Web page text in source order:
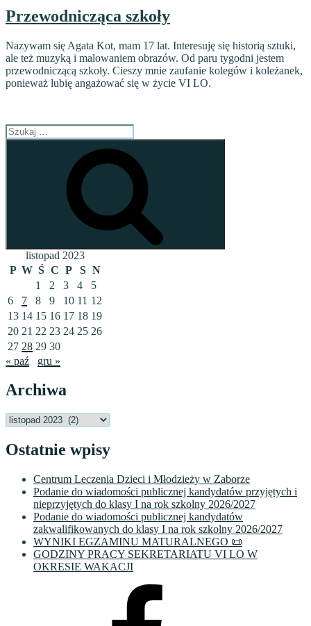
Przewodnicząca szkoły
Nazywam się Agata Kot, mam 17 lat. Interesuję się historią sztuki,
ale też muzyką i malowaniem obrazów. Od paru tygodni jestem
przewodniczącą szkoły. Cieszy mnie zaufanie kolegów i koleżanek,
ponieważ lubię angażować się w życie VI LO.
Szukaj:
listopad 2023
P W Ś C P S N
1
2 3 4
5
6
7 8 9 10 11 12
13 14 15 16 17 18 19
20 21 22 23 24 25 26
27 28 29 30
« paź
gru »
Archiwa
Archiwa
Ostatnie wpisy
Centrum Leczenia Dzieci i Młodzieży w Zaborze
Podanie do wiadomości publicznej kandydatów przyjętych i
nieprzyjętych do klasy I na rok szkolny 2026/2027
Podanie do wiadomości publicznej kandydatów
zakwalifikowanych do klasy I na rok szkolny 2026/2027
WYNIKI EGZAMINU MATURALNEGO 📜
GODZINY PRACY SEKRETARIATU VI LO W
OKRESIE WAKACJI